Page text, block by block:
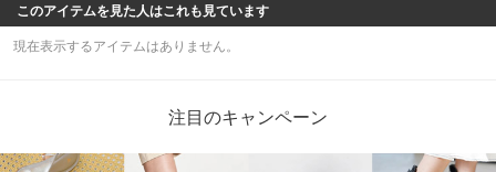
このアイテムを見た人はこれも見ています
現在表示するアイテムはありません。
注目のキャンペーン